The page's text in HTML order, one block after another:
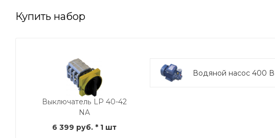
Купить набор
Выключатель LP 40-42
NA
6 399 руб. * 1 шт
Водяной насос 400 В